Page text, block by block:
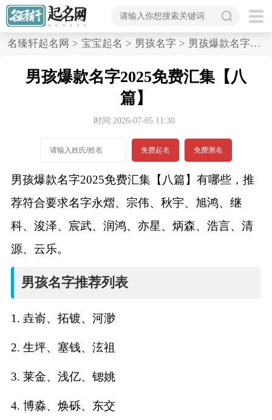
首
名
女孩名字
打
分
男孩名字打分
名臻轩起名网 > 宝宝起名 > 男孩名字 > 男孩爆款名字2025免费汇集,八篇
男孩爆款名字2025免费汇集【八
篇】
时间:2026-07-05 11:30
免费起名 免费测名
男孩爆款名字2025免费汇集【八篇】有哪些，推
荐符合要求名字永熠、宗伟、秋宇、旭鸿、继
科、浚泽、宸武、润鸿、亦星、炳森、浩言、清
源、云乐。
男孩名字推荐列表
1. 垚嵛、拓镀、河渺
2. 生坪、塞钱、泫祖
3. 莱金、浅亿、锶姚
4. 博淼、焕砾、东交